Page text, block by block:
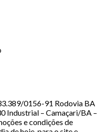
0156-91 Rodovia BA
Industrial – Camaçari/BA –
e condições de